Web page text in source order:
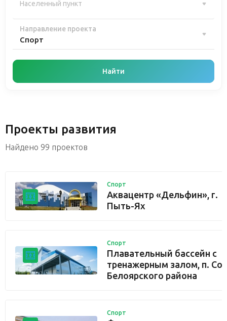
Направление проекта
Спорт
Найти
Проекты развития
Найдено 99 проектов
Спорт
Аквацентр «Дельфин», г.
Пыть-Ях
Спорт
Плавательный бассейн с
тренажерным залом, п.
Белоярского района
Спорт